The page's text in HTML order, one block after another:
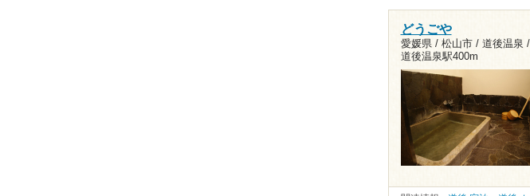
どうごや
愛媛県 / 松山市 / 道後温泉 /
道後温泉駅400m